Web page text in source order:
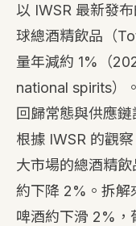
以 IWSR 最新發
球總酒精飲品（
量年減約 1%（
national spirits）
回歸常態與供應
根據 IWSR 的觀
大市場的總酒精
約下降 2%。拆解
啤酒約下滑 2%，